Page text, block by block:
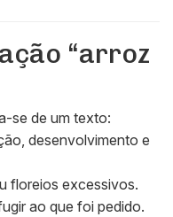
“arroz
se de um texto:
desenvolvimento e
floreios excessivos.
ao que foi pedido.